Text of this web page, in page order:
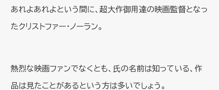
あれよあれよという間に、超大作御用達の映画監督となっ
たクリストファー・ノーラン。
熱烈な映画ファンでなくとも、氏の名前は知っている、作
品は見たことがあるという方は多いでしょう。